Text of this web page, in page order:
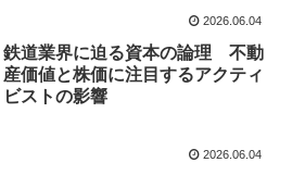
2026.06.04
鉄道業界に迫る資本の論理 不動
産価値と株価に注目するアクティ
ビストの影響
2026.06.04